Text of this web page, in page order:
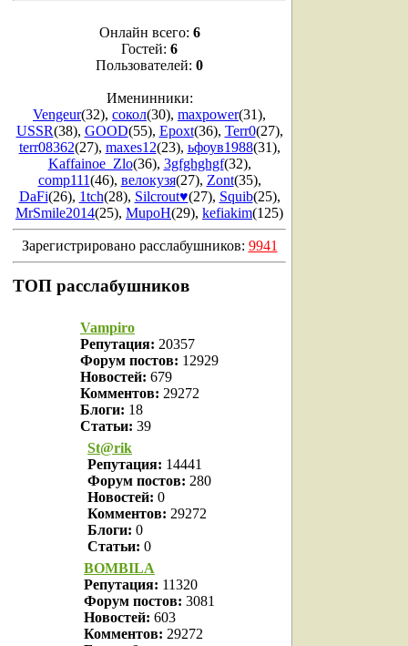
Онлайн всего: 6
Гостей: 6
Пользователей: 0
Именинники:
Vengeur(32), сокол(30), maxpower(31),
USSR(38), GOOD(55), Epoxt(36), Terr0(27),
terr08362(27), maxes12(23), ьфоув1988(31),
Kaffainoe_Zlo(36), 3gfghghgf(32),
comp111(46), велокузя(27), Zont(35),
DaFi(26), 1tch(28), Silcrout♥(27), Squib(25),
MrSmile2014(25), MupoH(29), kefiakim(125)
Зарегистрировано расслабушников: 9941
ТОП расслабушников
Vampiro
Репутация: 20357
Форум постов: 12929
Новостей: 679
Комментов: 29272
Блоги: 18
Статьи: 39
St@rik
Репутация: 14441
Форум постов: 280
Новостей: 0
Комментов: 29272
Блоги: 0
Статьи: 0
BOMBILA
Репутация: 11320
Форум постов: 3081
Новостей: 603
Комментов: 29272